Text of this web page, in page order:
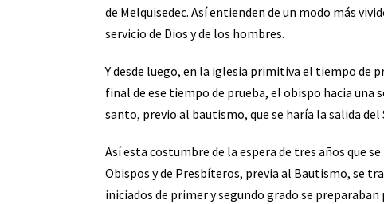
de Melquisedec. Así entienden de un modo más
servicio de Dios y de los hombres.
Y desde luego, en la iglesia primitiva el tiempo de
final de ese tiempo de prueba, el obispo hacia una
santo, previo al bautismo, que se haría la salida
Así esta costumbre de la espera de tres años que
Obispos y de Presbíteros, previa al Bautismo, se
iniciados de primer y segundo grado se